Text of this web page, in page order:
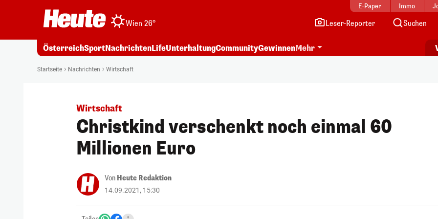
E-Paper Immo
Wien 26° Leser-Reporter Suchen
ÖsterreichSportNachrichtenLifeUnterhaltungCommunityGewinnenMehr
Startseite Nachrichten Wirtschaft
Wirtschaft
Christkind verschenkt noch einmal 60
Millionen Euro
Von Heute Redaktion
14.09.2021, 15:30